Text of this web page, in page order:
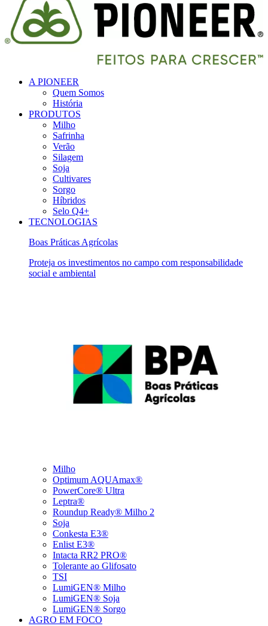
A PIONEER
Quem Somos
História
PRODUTOS
Milho
Safrinha
Verão
Silagem
Soja
Cultivares
Sorgo
Híbridos
Selo Q4+
TECNOLOGIAS
Boas Práticas Agrícolas
Proteja os investimentos no campo com responsabilidade
social e ambiental
Milho
Optimum AQUAmax®
PowerCore® Ultra
Leptra®
Roundup Ready® Milho 2
Soja
Conkesta E3®
Enlist E3®
Intacta RR2 PRO®
Tolerante ao Glifosato
TSI
LumiGEN® Milho
LumiGEN® Soja
LumiGEN® Sorgo
AGRO EM FOCO